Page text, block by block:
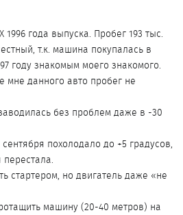
1996 года выпуска. Пробег 193 тыс.
т.к. машина покупалась в
году знакомым моего знакомого.
данного авто пробег не
без проблем даже в -30
похолодало до +5 градусов,
стартером, но двигатель даже «не
машину (20-40 метров) на